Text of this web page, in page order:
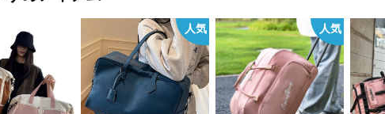
人気 人気